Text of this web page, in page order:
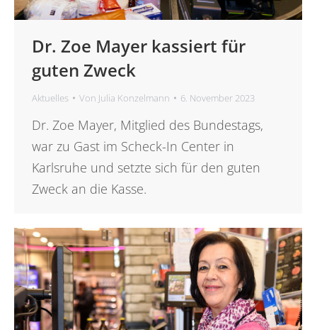
Dr. Zoe Mayer kassiert für
guten Zweck
Aktuelles Von Julia Konzelmann 6. November 2023
Dr. Zoe Mayer, Mitglied des Bundestags,
war zu Gast im Scheck-In Center in
Karlsruhe und setzte sich für den guten
Zweck an die Kasse.